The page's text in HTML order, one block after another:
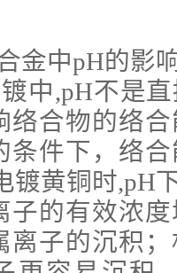
金中pH的影
中,pH不是
络合物的络
条件下，络
镀黄铜时,pH
子的有效浓度
离子的沉积 ；